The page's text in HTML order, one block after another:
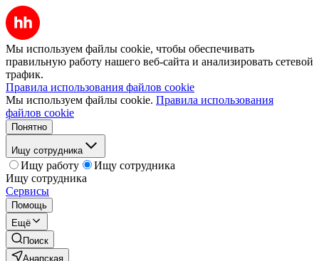
Мы используем файлы cookie, чтобы обеспечивать
правильную работу нашего веб-сайта и анализировать сетевой
трафик.
Правила использования файлов cookie
Мы используем файлы cookie. Правила использования
файлов cookie
Понятно
Ищу сотрудника
Ищу работу
Ищу сотрудника
Ищу сотрудника
Сервисы
Помощь
Ещё
Поиск
Анапская